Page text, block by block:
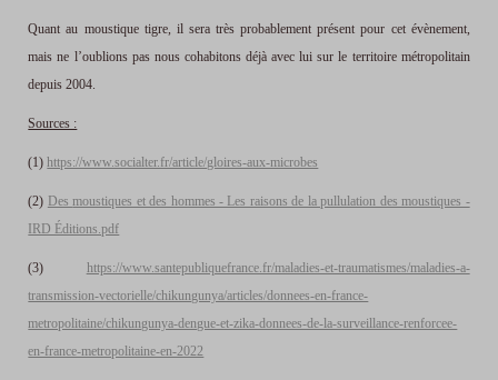
Quant au moustique tigre, il sera très probablement présent pour cet évènement,
mais ne l’oublions pas nous cohabitons déjà avec lui sur le territoire métropolitain
depuis 2004.
Sources :
(1)https://www.socialter.fr/article/gloires-aux-microbes
(2) Desmoustiques et des hommes - Les raisons de la pullulation des moustiques -
IRD Éditions.pdf
(3) https://www.santepubliquefrance.fr/maladies-et-traumatismes/maladies-a-
transmission-vectorielle/chikungunya/articles/donnees-en-france-
metropolitaine/chikungunya-dengue-et-zika-donnees-de-la-surveillance-renforcee-
en-france-metropolitaine-en-2022